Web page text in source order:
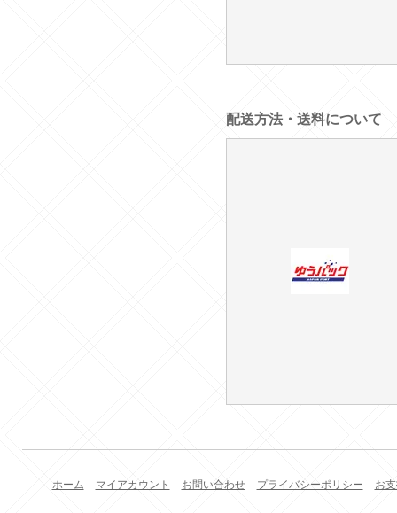
配送方法・送料について
ホーム マイアカウント お問い合わせ プライバシーポリシー お